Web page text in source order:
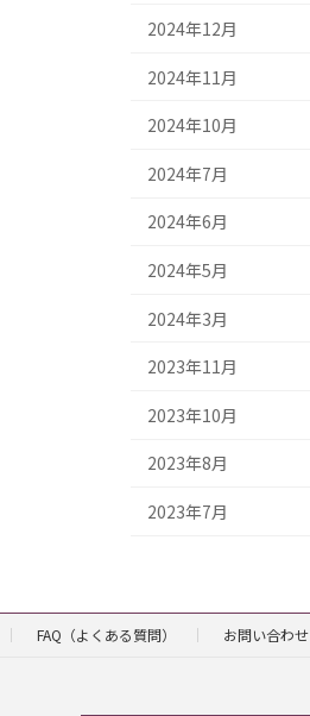
2024年12月
2024年11月
2024年10月
2024年7月
2024年6月
2024年5月
2024年3月
2023年11月
2023年10月
2023年8月
2023年7月
FAQ（よくある質問） お問い合わせ